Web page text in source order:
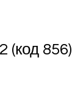
(код 856)